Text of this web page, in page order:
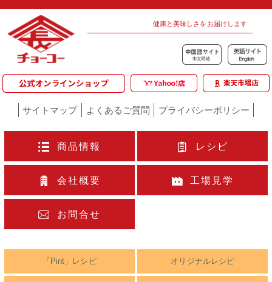
健康と美味しさをお届けします
サイトマップ よくあるご質問 プライバシーポリシー
商品情報 レシピ
会社概要 工場見学
お問合せ
「Pint」レシピ オリジナルレシピ